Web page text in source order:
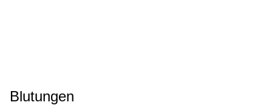
Blutungen